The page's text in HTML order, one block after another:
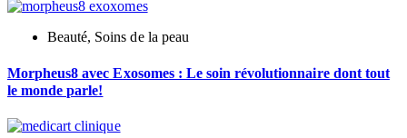
Beauté, Soins de la peau
Morpheus8 avec Exosomes : Le soin révolutionnaire dont tout
le monde parle!